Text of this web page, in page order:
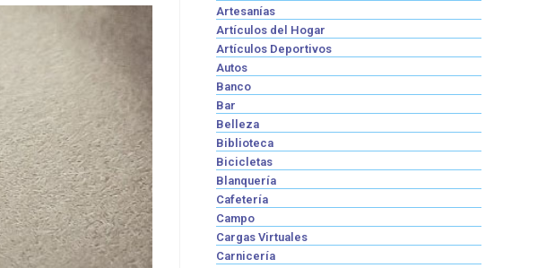
Artesanías
Artículos del Hogar
Artículos Deportivos
Autos
Banco
Bar
Belleza
Biblioteca
Bicicletas
Blanquería
Cafetería
Campo
Cargas Virtuales
Carnicería